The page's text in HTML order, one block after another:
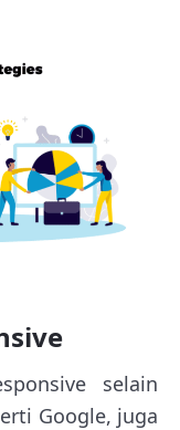
selain
Google, juga